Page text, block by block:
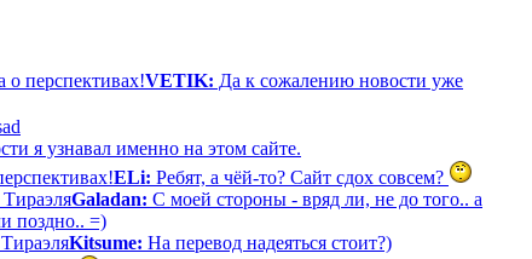
о перспективах!VETIK: Да к сожалению новости уже
я узнавал именно на этом сайте.
ELi: Ребят, а чёй-то? Сайт сдох совсем?
Galadan: С моей стороны - вряд ли, не до того.. а
поздно.. =)
Kitsume: На перевод надеяться стоит?)